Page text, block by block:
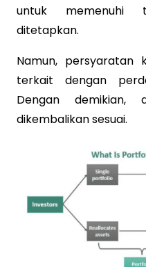
untuk memenuhi
ditetapkan.
Namun, persyaratan
terkait dengan
Dengan demikian,
dikembalikan sesuai.